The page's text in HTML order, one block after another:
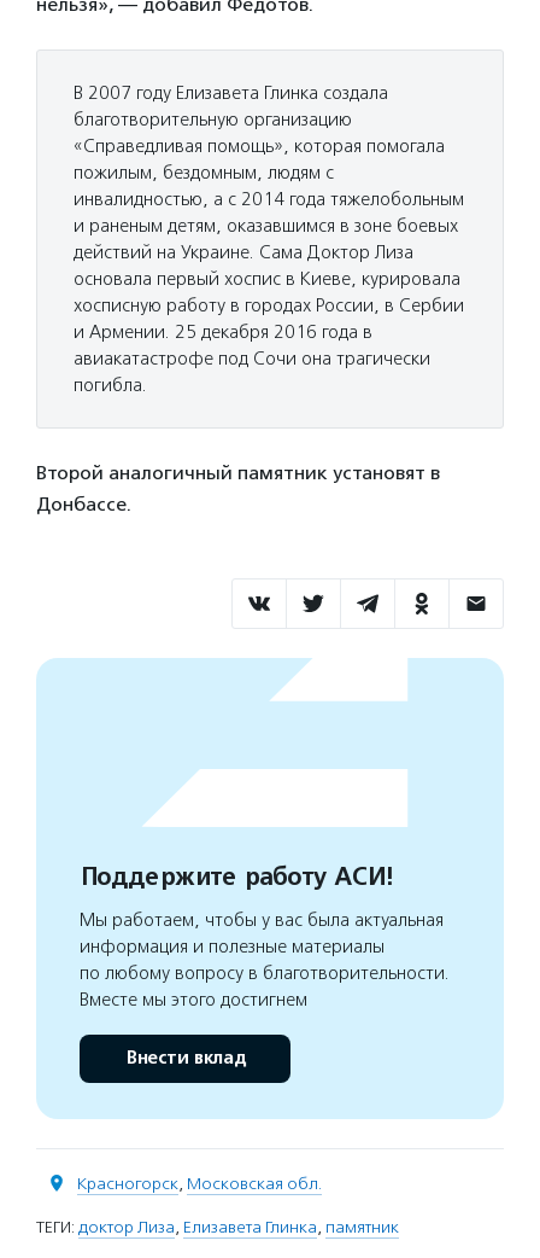
В 2007 году Елизавета Глинка создала
благотворительную организацию
«Справедливая помощь», которая помогала
пожилым, бездомным, людям с
инвалидностью, а с 2014 года тяжелобольным
и раненым детям, оказавшимся в зоне боевых
действий на Украине. Сама Доктор Лиза
основала первый хоспис в Киеве, курировала
хосписную работу в городах России, в Сербии
и Армении. 25 декабря 2016 года в
авиакатастрофе под Сочи она трагически
погибла.
Второй аналогичный памятник установят в
Донбассе.
Поддержите работу АСИ!
Мы работаем, чтобы у вас была актуальная
информация и полезные материалы
по любому вопросу в благотворительности.
Вместе мы этого достигнем
Внести вклад
Красногорск, Московская обл.
ТЕГИ: доктор Лиза, Елизавета Глинка, памятник